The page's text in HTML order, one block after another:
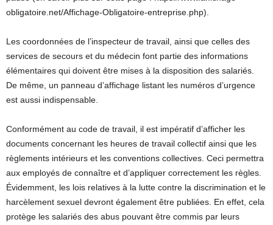
obligatoire.net/Affichage-Obligatoire-entreprise.php).
Les coordonnées de l’inspecteur de travail, ainsi que celles des
services de secours et du médecin font partie des informations
élémentaires qui doivent être mises à la disposition des salariés.
De même, un panneau d’affichage listant les numéros d’urgence
est aussi indispensable.
Conformément au code de travail, il est impératif d’afficher les
documents concernant les heures de travail collectif ainsi que les
règlements intérieurs et les conventions collectives. Ceci permettra
aux employés de connaître et d’appliquer correctement les règles.
Évidemment, les lois relatives à la lutte contre la discrimination et le
harcèlement sexuel devront également être publiées. En effet, cela
protège les salariés des abus pouvant être commis par leurs